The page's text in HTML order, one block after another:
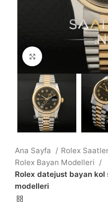
Büyütmek için
Ana Sayfa
Rolex
Rolex Bayan Modelleri
Rolex datejust bayan
modelleri